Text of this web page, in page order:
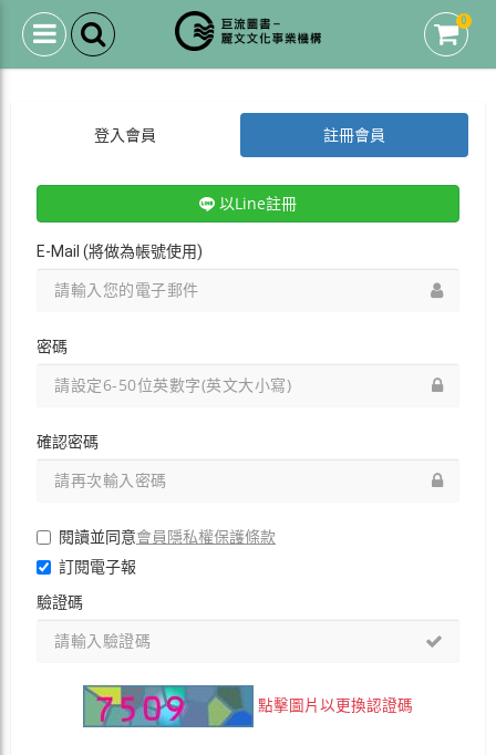
0
登入會員 註冊會員
以Line註冊
E-Mail (將做為帳號使用)
密碼
確認密碼
閱讀並同意會員隱私權保護條款
訂閱電子報
驗證碼
點擊圖片以更換認證碼